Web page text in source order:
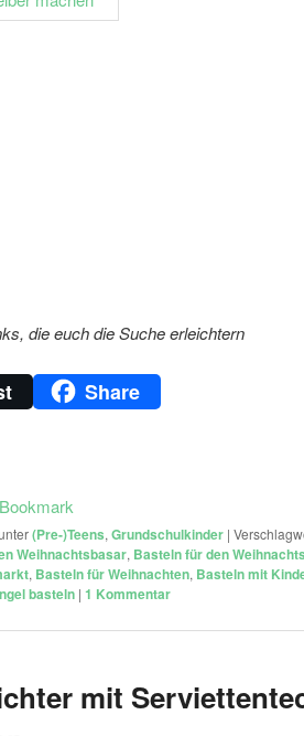
die euch die Suche erleichtern
Share
(Pre-)Teens, Grundschulkinder |
Weihnachtsbasar, Basteln für den
, Basteln für Weihnachten, Basteln mit
basteln | 1 Kommentar
mit